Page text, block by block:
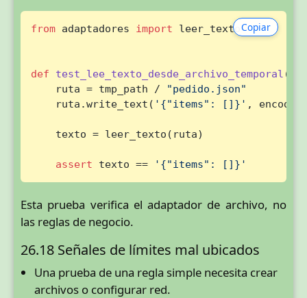
Copiar
from adaptadores import leer_texto
def test_lee_texto_desde_archivo_temporal (
    ruta = tmp_path /
"pedido.json"
    ruta.write_text(
'{"items": []}' ,
    texto = leer_texto(ruta)
assert texto == '{"items": []}'
Esta prueba verifica el adaptador de archivo, no
las reglas de negocio.
26.18 Señales de límites mal ubicados
Una prueba de una regla simple necesita crear
archivos o configurar red.